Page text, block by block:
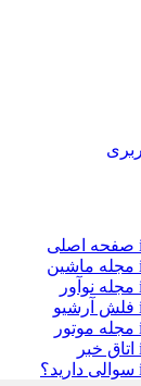
صفحه اصلی
مجله ماشین
مجله نوآور
فلش آرشیو
مجله موتور
اتاق خبر
سوالی دارید؟